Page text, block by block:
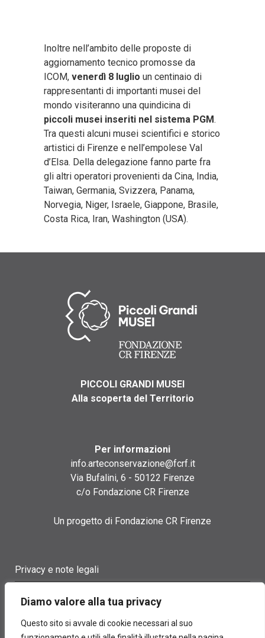
Diamo valore alla tua privacy
Questo sito si avvale di cookie necessari al suo
Inoltre nell’ambito delle proposte di
aggiornamento tecnico promosse da
ICOM, venerdì 8 luglio un centinaio di
rappresentanti di importanti musei del
mondo visiteranno una quindicina di
piccoli musei inseriti nel sistema PGM.
Tra questi alcuni musei scientifici e storico
artistici di Firenze e nell’empolese Val
d’Elsa. Della delegazione fanno parte fra
gli altri operatori provenienti da Cina, India,
Taiwan, Germania, Svizzera, Panama,
Norvegia, Niger, Israele, Giappone, Brasile,
Costa Rica, Iran, Washington (USA).
PICCOLI GRANDI MUSEI
Alla scoperta del Territorio
Per informazioni
info.arteconservazione@fcrf.it
Via Bufalini, 6 - 50122 Firenze
c/o Fondazione CR Firenze
Un progetto di Fondazione CR Firenze
Privacy e note legali
Cookie policy